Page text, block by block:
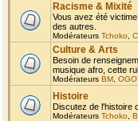
Racisme & Mixité
Vous avez été
des autres.
Modérateurs Tchoko
Culture & Arts
Besoin de
musique afro, cette
Modérateurs BM
Histoire
Discutez de l'histoire
Modérateurs Tchoko